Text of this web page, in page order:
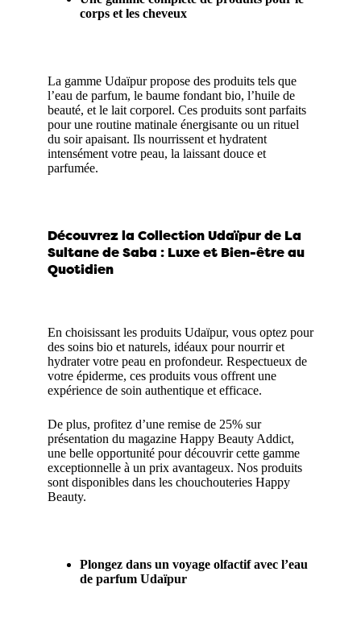
corps et les cheveux
La gamme Udaïpur propose des produits tels que
l’eau de parfum, le baume fondant bio, l’huile de
beauté, et le lait corporel. Ces produits sont parfaits
pour une routine matinale énergisante ou un rituel
du soir apaisant. Ils nourrissent et hydratent
intensément votre peau, la laissant douce et
parfumée.
Découvrez la Collection Udaïpur de La
Sultane de Saba : Luxe et Bien-être au
Quotidien
En choisissant les produits Udaïpur, vous optez pour
des soins bio et naturels, idéaux pour nourrir et
hydrater votre peau en profondeur. Respectueux de
votre épiderme, ces produits vous offrent une
expérience de soin authentique et efficace.
De plus, profitez d’une remise de 25% sur
présentation du magazine Happy Beauty Addict,
une belle opportunité pour découvrir cette gamme
exceptionnelle à un prix avantageux. Nos produits
sont disponibles dans les chouchouteries Happy
Beauty.
Plongez dans un voyage olfactif avec l’eau
de parfum Udaïpur